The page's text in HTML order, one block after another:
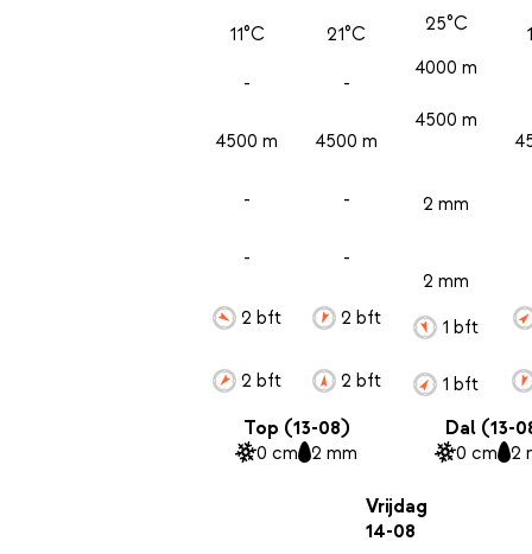
11°C
-
4500 m
-
-
2 bft
2 bft
21°C
-
4500 m
-
-
2 bft
2 bft
25°C
4000 m
4500 m
2 mm
2 mm
1 bft
1 bft
Top (13-08)
0 cm 2 mm
Dal (13-
0 cm 2
Vrijdag
14-08